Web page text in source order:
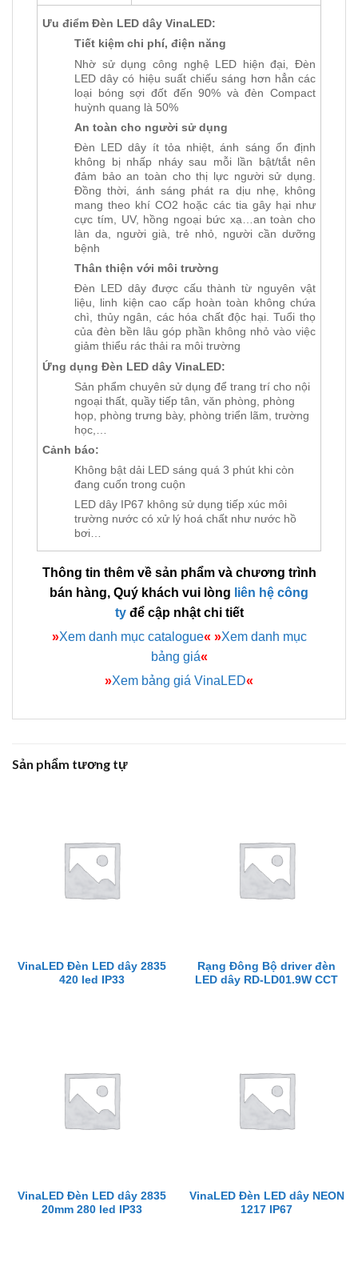
Ưu điểm Đèn LED dây VinaLED:
Tiết kiệm chi phí, điện năng
Nhờ sử dụng công nghệ LED hiện đại, Đèn
LED dây có hiệu suất chiếu sáng hơn hẳn các
loại bóng sợi đốt đến 90% và đèn Compact
huỳnh quang là 50%
An toàn cho người sử dụng
Đèn LED dây ít tỏa nhiệt, ánh sáng ổn định
không bị nhấp nháy sau mỗi lần bật/tắt nên
đảm bảo an toàn cho thị lực người sử dụng.
Đồng thời, ánh sáng phát ra dịu nhẹ, không
mang theo khí CO2 hoặc các tia gây hại như
cực tím, UV, hồng ngoại bức xạ…an toàn cho
làn da, người già, trẻ nhỏ, người cần dưỡng
bệnh
Thân thiện với môi trường
Đèn LED dây được cấu thành từ nguyên vật
liệu, linh kiện cao cấp hoàn toàn không chứa
chì, thủy ngân, các hóa chất độc hại. Tuổi thọ
của đèn bền lâu góp phần không nhỏ vào việc
giảm thiểu rác thải ra môi trường
Ứng dụng Đèn LED dây VinaLED:
Sản phẩm chuyên sử dụng để trang trí cho nội
ngoại thất, quầy tiếp tân, văn phòng, phòng
họp, phòng trưng bày, phòng triển lãm, trường
học,…
Cảnh báo:
Không bật dải LED sáng quá 3 phút khi còn
đang cuốn trong cuộn
LED dây IP67 không sử dụng tiếp xúc môi
trường nước có xử lý hoá chất như nước hồ
bơi…
Thông tin thêm về sản phẩm và chương trình
bán hàng, Quý khách vui lòng liên hệ công
tyđể cập nhật chi tiết
»Xem danh mục catalogue« »Xem danh mục
bảng giá«
»Xem bảng giá VinaLED«
Sản phẩm tương tự
VinaLED Đèn LED dây 2835
420 led IP33
Rạng Đông Bộ driver đèn
LED dây RD-LD01.9W CCT
VinaLED Đèn LED dây 2835
20mm 280 led IP33
VinaLED Đèn LED dây NEON
1217 IP67